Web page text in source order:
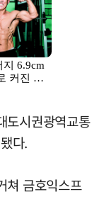
도시권광역교통
다.
쳐 금호익스프